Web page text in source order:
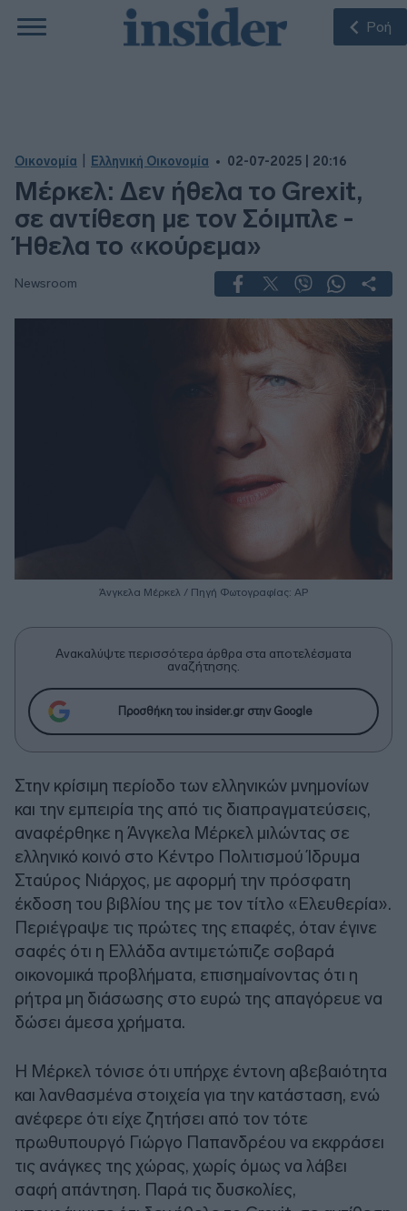
Ροή
Οικονομία Ελληνική Οικονομία 02-07-2025 | 20:16
Μέρκελ: Δεν ήθελα το Grexit,
σε αντίθεση με τον Σόιμπλε -
Ήθελα το «κούρεμα»
Newsroom
Άνγκελα Μέρκελ / Πηγή Φωτογραφίας: ΑΡ
Ανακαλύψτε περισσότερα άρθρα στα αποτελέσματα
αναζήτησης.
Προσθήκη του insider.gr στην Google
Στην κρίσιμη περίοδο των ελληνικών μνημονίων
και την εμπειρία της από τις διαπραγματεύσεις,
αναφέρθηκε η Άνγκελα Μέρκελ μιλώντας σε
ελληνικό κοινό στο Κέντρο Πολιτισμού Ίδρυμα
Σταύρος Νιάρχος, με αφορμή την πρόσφατη
έκδοση του βιβλίου της με τον τίτλο «Ελευθερία».
Περιέγραψε τις πρώτες της επαφές, όταν έγινε
σαφές ότι η Ελλάδα αντιμετώπιζε σοβαρά
οικονομικά προβλήματα, επισημαίνοντας ότι η
ρήτρα μη διάσωσης στο ευρώ της απαγόρευε να
δώσει άμεσα χρήματα.
Η Μέρκελ τόνισε ότι υπήρχε έντονη αβεβαιότητα
και λανθασμένα στοιχεία για την κατάσταση, ενώ
ανέφερε ότι είχε ζητήσει από τον τότε
πρωθυπουργό Γιώργο Παπανδρέου να εκφράσει
τις ανάγκες της χώρας, χωρίς όμως να λάβει
σαφή απάντηση. Παρά τις δυσκολίες,